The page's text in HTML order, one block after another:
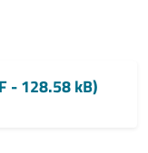
- 128.58 kB)